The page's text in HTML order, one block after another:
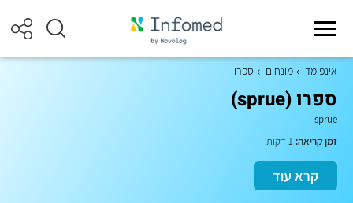
אינפומד מונחים ספרו
ספרו (sprue)
sprue
זמן קריאה:
קרא עוד